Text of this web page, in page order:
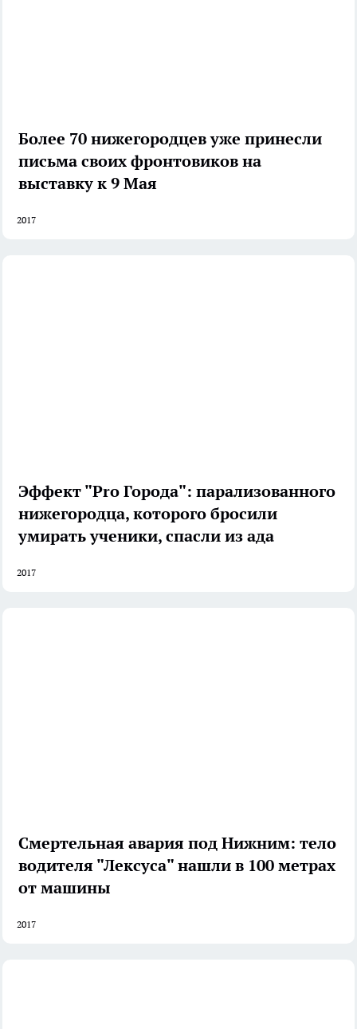
Более 70 нижегородцев уже принесли
письма своих фронтовиков на
выставку к 9 Мая
2017
Эффект "Pro Города": парализованного
нижегородца, которого бросили
умирать ученики, спасли из ада
2017
Смертельная авария под Нижним: тело
водителя "Лексуса" нашли в 100 метрах
от машины
2017